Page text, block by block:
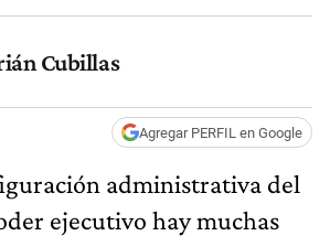
Cubillas
Agregar PERFIL en Google
administrativa del
ejecutivo hay muchas